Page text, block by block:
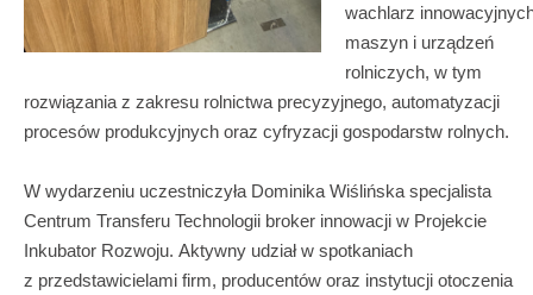
wachlarz
maszyn i urządzeń
rolniczych, w tym
rozwiązania z zakresu rolnictwa precyzyjnego, automatyzacji
procesów produkcyjnych oraz cyfryzacji gospodarstw rolnych.
W wydarzeniu uczestniczyła Dominika Wiślińska specjalista
Centrum Transferu Technologii broker innowacji w Projekcie
Inkubator Rozwoju. Aktywny udział w spotkaniach
z przedstawicielami firm, producentów oraz instytucji otoczenia